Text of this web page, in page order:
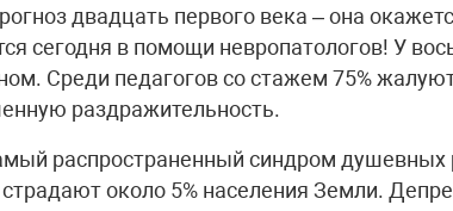
двадцать первого века – она
сегодня в помощи невропатологов! У
Среди педагогов со стажем 75%
раздражительность.
распространенный синдром душевных
около 5% населения Земли.